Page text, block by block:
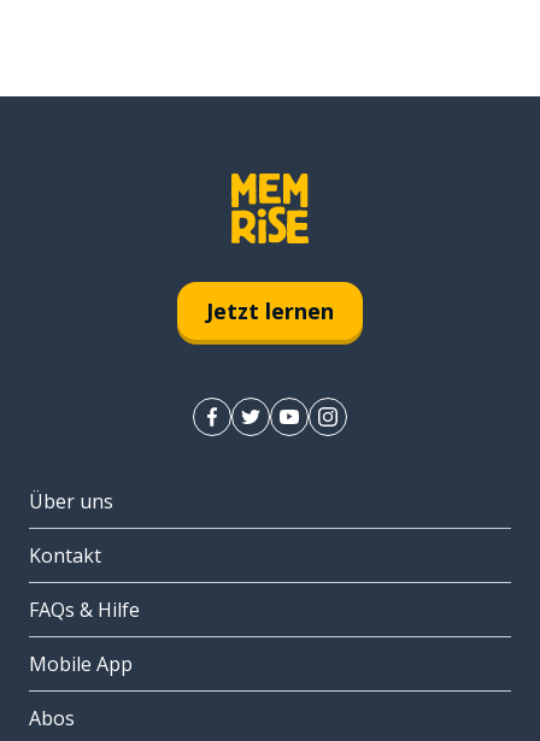
Jetzt lernen
Über uns
Kontakt
FAQs & Hilfe
Mobile App
Abos